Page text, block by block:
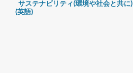
サステナビリティ(環境や社会と共に)
(英語)